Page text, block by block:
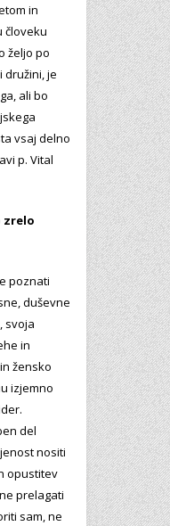
in
človeku
željo po
družini, je
ali bo
vsaj delno
p. Vital
zrelo
poznati
duševne
svoja
in
žensko
izjemno
del
nositi
opustitev
prelagati
sam, ne